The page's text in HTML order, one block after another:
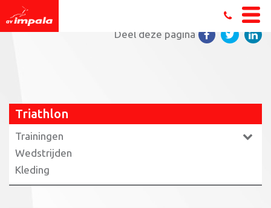
Home»Triathlon
Deel deze pagina
Triathlon
Trainingen
Wedstrijden
Kleding